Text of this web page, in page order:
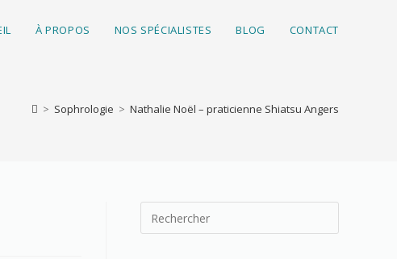
À PROPOS NOS SPÉCIALISTES BLOG CONTACT
> Sophrologie > Nathalie Noël – praticienne Shiatsu Angers